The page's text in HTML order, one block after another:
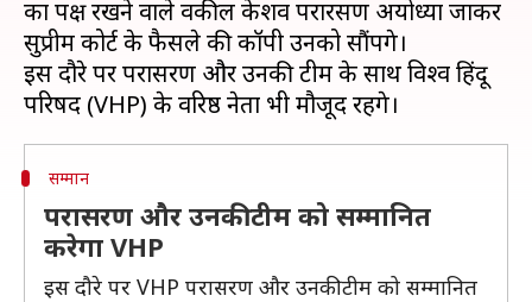
का पक्ष रखने वाले वकील केशव परारसण अयोध्या जाकर
सुप्रीम कोर्ट के फैसले की कॉपी उनको सौंपेंगे।
इस दौरे पर परासरण और उनकी टीम के साथ विश्व हिंदू
सम्मान
परासरण और उनकी टीम को सम्मानित
करेगा VHP
इस दौरे पर VHP परासरण और उनकी टीम को सम्मानित